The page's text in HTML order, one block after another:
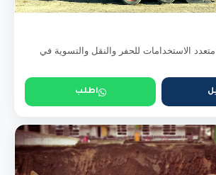
الاستخدامات للحفر والنقل والتسوية في
اطلب